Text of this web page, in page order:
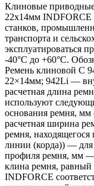
Клиновые
22х14мм INDFORCE
станков,
транспорта и
эксплуатироваться
-40°С до +60°С.
Ремень клиновой С
22×14мм; 942Li —
расчетная длина
используют
основания ремня,
расчетная ширина
ремня,
линии (корда)) —
профиля ремня, мм
клина ремня,
INDFORCE